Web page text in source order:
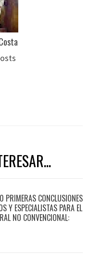
PRIMERAS CONCLUSIONES
Y ESPECIALISTAS PARA EL
NO CONVENCIONAL: